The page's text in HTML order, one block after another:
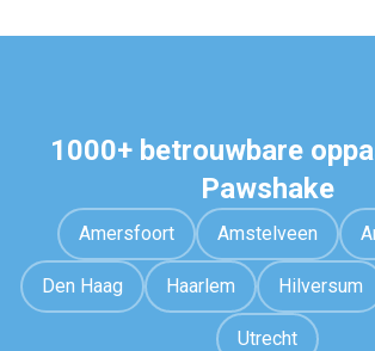
1000+ betrouwbare
Pawshake
Amersfoort Amstelveen
Den Haag Haarlem Hilversum
Utrecht